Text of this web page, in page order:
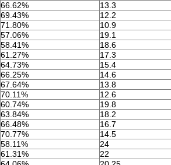
66.62%
13.3
69.43%
12.2
71.80%
10.9
57.06%
19.1
58.41%
18.6
61.27%
17.3
64.73%
15.4
66.25%
14.6
67.64%
13.8
70.11%
12.6
60.74%
19.8
63.84%
18.2
66.48%
16.7
70.77%
14.5
58.11%
24
61.31%
22